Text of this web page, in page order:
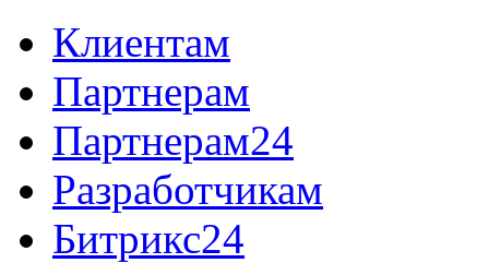
Клиентам
Партнерам
Партнерам24
Разработчикам
Битрикс24